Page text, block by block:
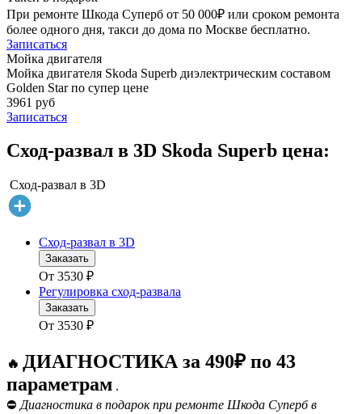
При ремонте Шкода Суперб от 50 000₽ или сроком ремонта
более одного дня, такси до дома по Москве бесплатно.
Записаться
Мойка двигателя
Мойка двигателя Skoda Superb диэлектрическим составом
Golden Star по супер цене
3961 руб
Записаться
Сход-развал в 3D Skoda Superb цена:
Сход-развал в 3D
Сход-развал в 3D
Заказать
От 3530 ₽
Регулировка сход-развала
Заказать
От 3530 ₽
🔥 ДИАГНОСТИКА за 490₽ по 43
параметрам .
⛔ Диагностика в подарок при ремонте Шкода Суперб в